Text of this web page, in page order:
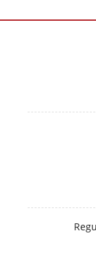
Poemat rumuński
na orkiestrę i
Tańce z Galanty